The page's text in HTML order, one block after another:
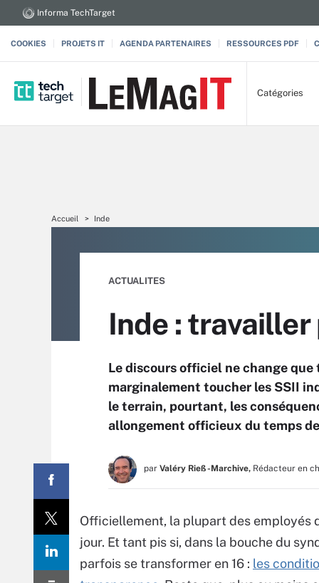
Informa TechTarget
COOKIES PROJETS IT AGENDA PARTENAIRES RESSOURCES PDF
Catégories
Accueil Inde
ACTUALITES
Inde :
Le discours officiel ne change
marginalement toucher les SSII
le terrain, pourtant, les
allongement officieux du temps
par Valéry Rieß-Marchive, Rédacteur en
Officiellement, la plupart des employés
jour. Et tant pis si, dans la bouche du
parfois se transformer en 16 : les